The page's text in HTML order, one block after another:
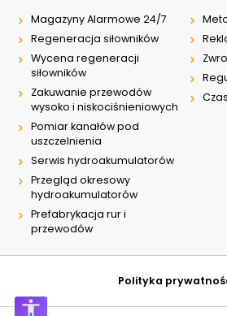
Magazyny Alarmowe 24/7
Regeneracja siłowników
Wycena regeneracji
siłowników
Zakuwanie przewodów
wysoko i niskociśnieniowych
Pomiar kanałów pod
uszczelnienia
Serwis hydroakumulatorów
Przegląd okresowy
hydroakumulatorów
Prefabrykacja rur i
przewodów
Polityka